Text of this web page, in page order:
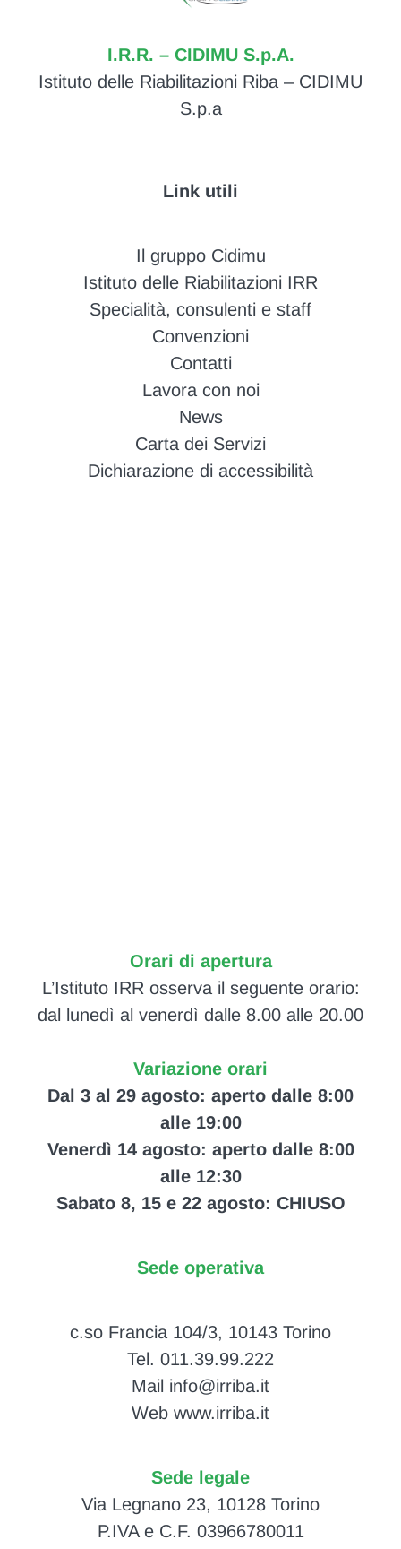
I.R.R. – CIDIMU S.p.A.
Istituto delle Riabilitazioni Riba – CIDIMU
S.p.a
Link utili
Il gruppo Cidimu
Istituto delle Riabilitazioni IRR
Specialità, consulenti e staff
Convenzioni
Contatti
Lavora con noi
News
Carta dei Servizi
Dichiarazione di accessibilità
Orari di apertura
L’Istituto IRR osserva il seguente orario:
dal lunedì al venerdì dalle 8.00 alle 20.00
Variazione orari
Dal 3 al 29 agosto: aperto dalle 8:00
alle 19:00
Venerdì 14 agosto: aperto dalle 8:00
alle 12:30
Sabato 8, 15 e 22 agosto: CHIUSO
Sede operativa
c.so Francia 104/3, 10143 Torino
Tel. 011.39.99.222
Mail info@irriba.it
Web www.irriba.it
Sede legale
Via Legnano 23, 10128 Torino
P.IVA e C.F. 03966780011